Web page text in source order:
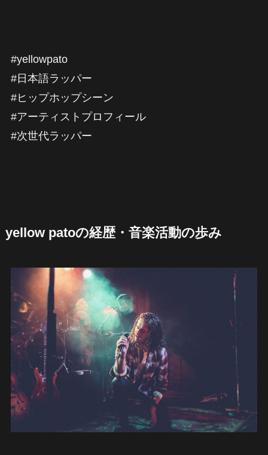
#yellowpato
#日本語ラッパー
#ヒップホップシーン
#アーティストプロフィール
#次世代ラッパー
yellow patoの経歴・音楽活動の歩み